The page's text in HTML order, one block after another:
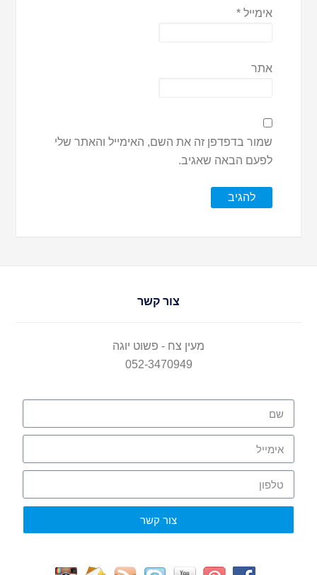
אימייל*
אתר
שמור בדפדפן זה את השם, האימייל והאתר שלי
לפעם הבאה שאגיב.
צור קשר
מעין צח - פשוט יוגה
052-3470949
צור קשר